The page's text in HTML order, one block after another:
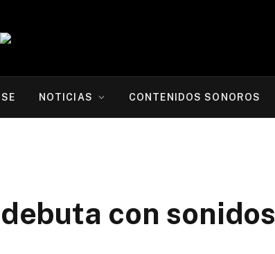
NOTICIAS CONTENIDOS SONOROS
con sonidos